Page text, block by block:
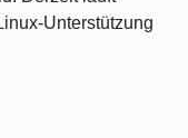
Unterstützung